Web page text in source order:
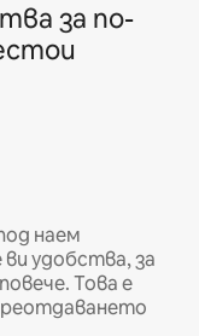
за по-
наем
удобства, за
Това е